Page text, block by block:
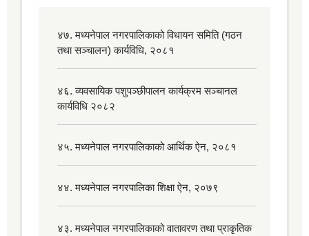
४७. मध्यनेपाल नगरपालिकाको विधायन समिति (गठन
तथा सञ्चालन) कार्यविधि, २०८१
४६. व्यवसायिक पशुपञ्छीपालन कार्यक्रम सञ्चानल
कार्यविधि २०८२
४५. मध्यनेपाल नगरपालिकाको आर्थिक ऐन, २०८१
४४. मध्यनेपाल नगरपालिका शिक्षा ऐन, २०७९
४३. मध्यनेपाल नगरपालिकाको वातावरण तथा प्राकृतिक